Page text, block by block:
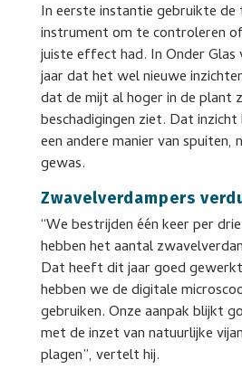
In eerste instantie gebruikte
instrument om te controleren
juiste effect had. In Onder
jaar dat het wel nieuwe
dat de mijt al hoger in de plant
beschadigingen ziet. Dat
een andere manier van spuiten,
gewas.
Zwavelverdampers
“We bestrijden één keer per
hebben het aantal
Dat heeft dit jaar goed
hebben we de digitale
gebruiken. Onze aanpak blijkt
met de inzet van natuurlijke
plagen”, vertelt hij.